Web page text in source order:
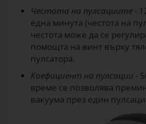
Честота на пулсациите -
една минута (честота на
честота може да се
помощта на винт върху
пулсатора.
Коефициент на пулсации -
време се позволява
вакуума през един